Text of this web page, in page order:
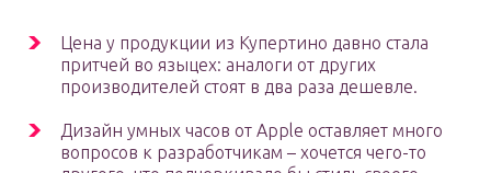
Цена у продукции из Купертино давно стала
притчей во языцех: аналоги от других
производителей стоят в два раза дешевле.
Дизайн умных часов от Apple оставляет много
вопросов к разработчикам – хочется чего-то